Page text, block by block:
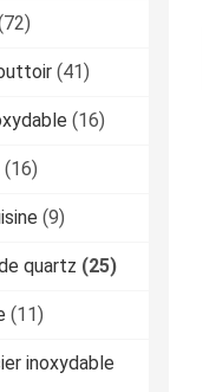
(41)
(16)
(16)
(9)
quartz (25)
(11)
inoxydable